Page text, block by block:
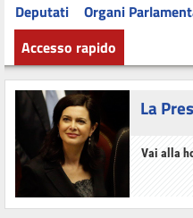
Deputati Organi
Accesso rapido
La
Vai alla